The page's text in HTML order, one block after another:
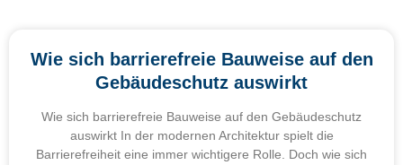
Wie sich barrierefreie Bauweise auf den
Gebäudeschutz auswirkt
Wie sich barrierefreie Bauweise auf den Gebäudeschutz
auswirkt In der modernen Architektur spielt die
Barrierefreiheit eine immer wichtigere Rolle. Doch wie sich